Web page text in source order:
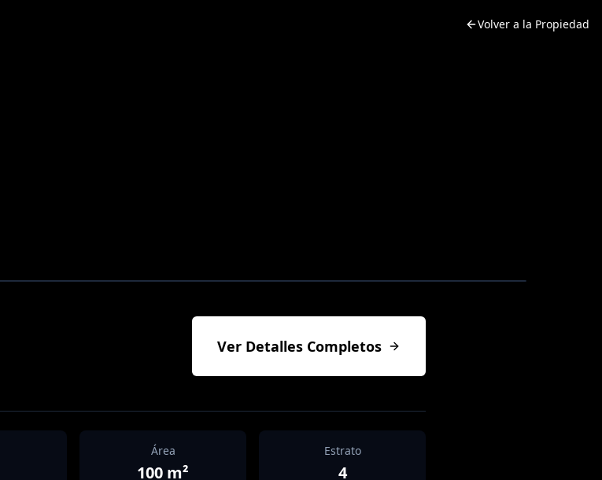
Volver a la Propiedad
Ver Detalles Completos
Área
100 m²
Estrato
4